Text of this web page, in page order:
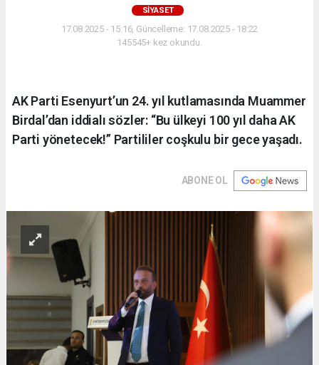
SIYASET
17.08.2025 - 15:16, Güncelleme: 17.08.2025 - 18:22
145545+ kez okundu.
AK Parti Esenyurt’un 24. yıl kutlamasında Muammer
Birdal’dan iddialı sözler: “Bu ülkeyi 100 yıl daha AK
Parti yönetecek!” Partililer coşkulu bir gece yaşadı.
ABONE OL